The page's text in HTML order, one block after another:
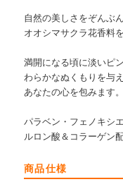
自然の美しさをぞんぶ
オオシマサクラ花香料を
満開になる頃に淡いピ
わらかなぬくもりを与
あなたの心を包みます。
パラベン・フェノキシ
ルロン酸＆コラーゲン
商品仕様